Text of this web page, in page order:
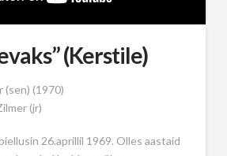
(Kerstile)
(sen) (1970)
(jr)
26.aprillil 1969. Olles aastaid